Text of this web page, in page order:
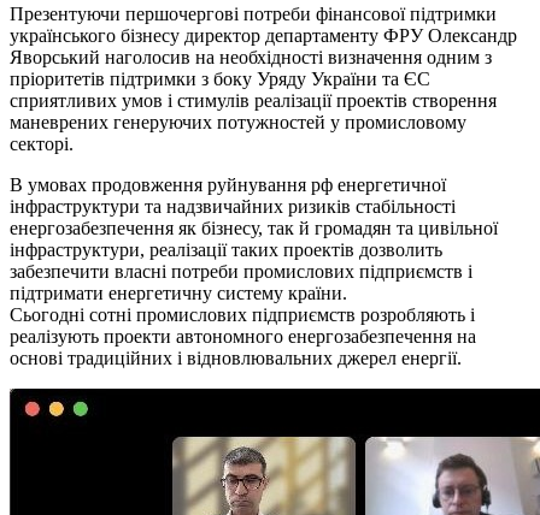
Презентуючи першочергові потреби фінансової підтримки
українського бізнесу директор департаменту ФРУ Олександр
Яворський наголосив на необхідності визначення одним з
пріоритетів підтримки з боку Уряду України та ЄС
сприятливих умов і стимулів реалізації проектів створення
маневрених генеруючих потужностей у промисловому
секторі.
В умовах продовження руйнування рф енергетичної
інфраструктури та надзвичайних ризиків стабільності
енергозабезпечення як бізнесу, так й громадян та цивільної
інфраструктури, реалізації таких проектів дозволить
забезпечити власні потреби промислових підприємств і
підтримати енергетичну систему країни.
Сьогодні сотні промислових підприємств розробляють і
реалізують проекти автономного енергозабезпечення на
основі традиційних і відновлювальних джерел енергії.